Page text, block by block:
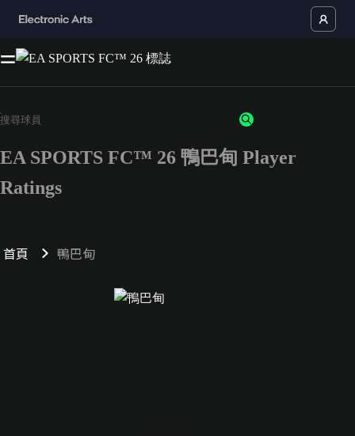
EA SPORTS FC™ 26 鴨巴甸 Player
Ratings
首頁 鴨巴甸